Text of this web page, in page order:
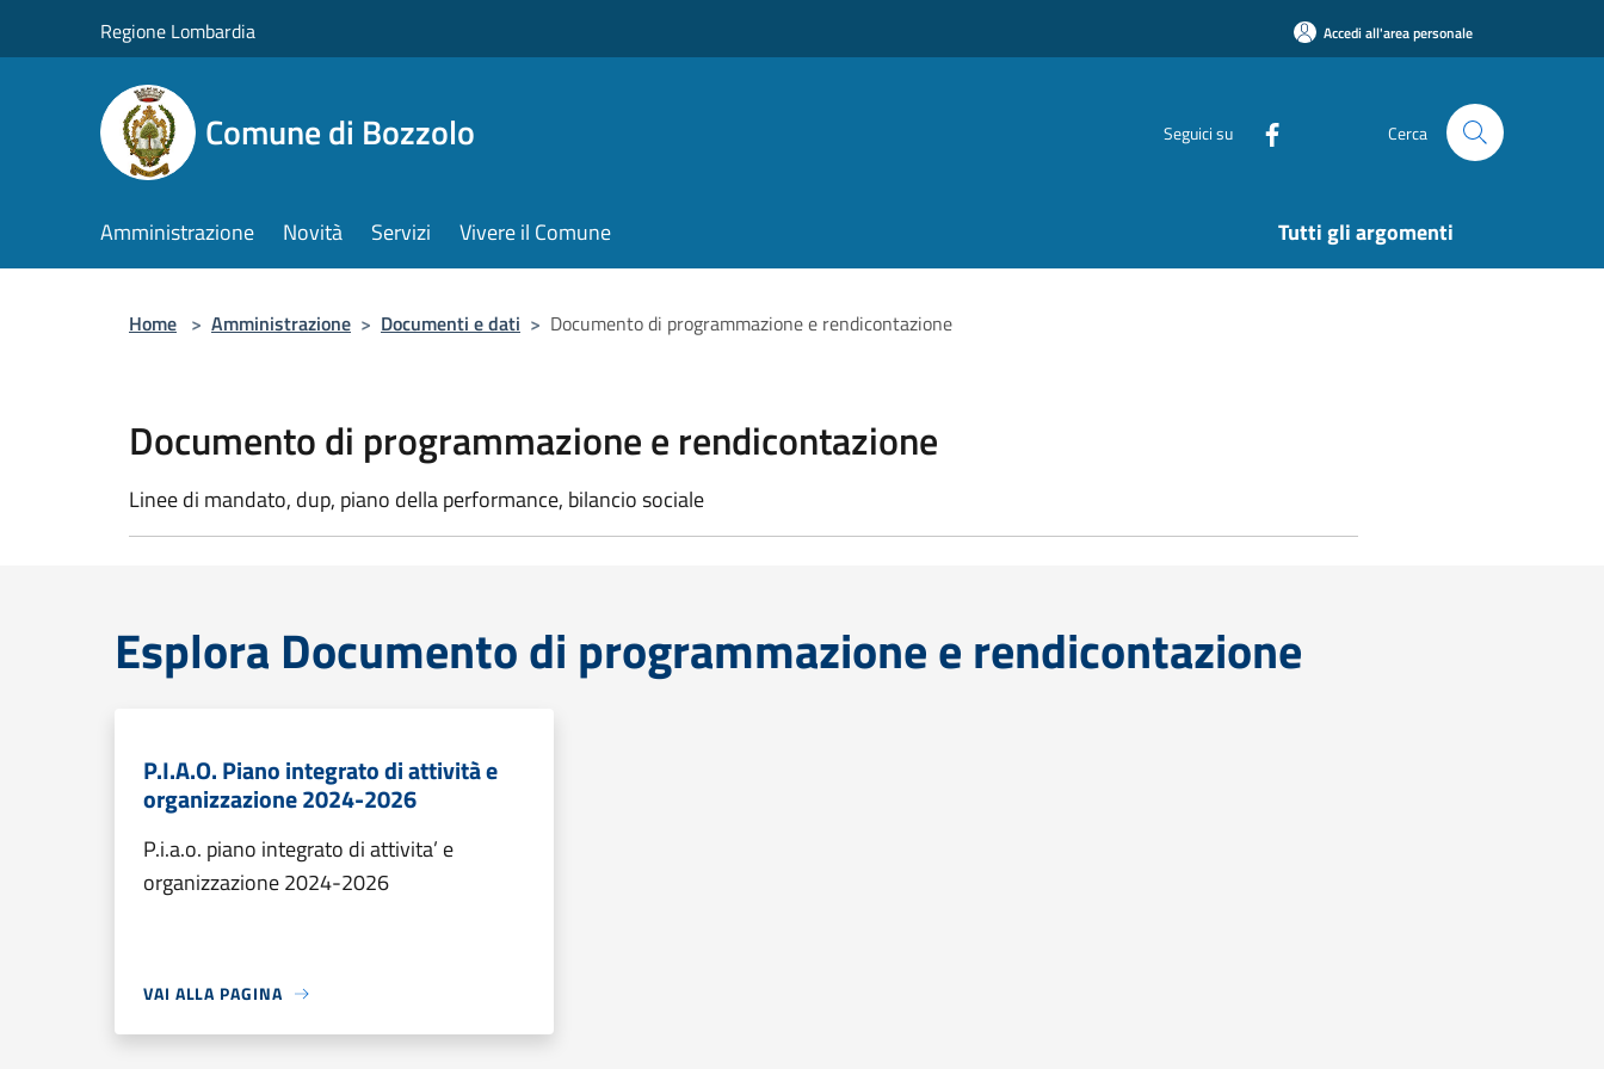
Regione Lombardia Accedi all'area personale
Comune di Bozzolo Seguici su Cerca
Amministrazione Novità Servizi Vivere il Comune Tutti gli argomenti
Home > Amministrazione > Documenti e dati > Documento di programmazione e rendicontazione
Documento di programmazione e rendicontazione
Linee di mandato, dup, piano della performance, bilancio sociale
Esplora Documento di programmazione e rendicontazione
P.I.A.O. Piano integrato di attività e
organizzazione 2024-2026
P.i.a.o. piano integrato di attivita’ e
organizzazione 2024-2026
VAI ALLA PAGINA